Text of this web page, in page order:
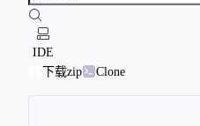
IDE
下载zip
Clone